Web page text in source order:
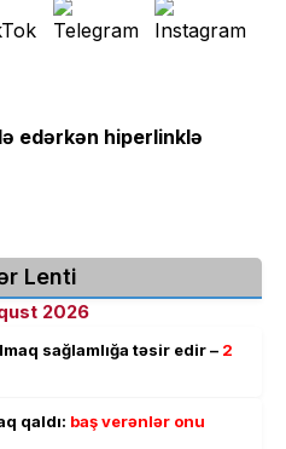
edərkən hiperlinklə
Lenti
2026
sağlamlığa təsir edir – 2
qaldı: baş verənlər onu